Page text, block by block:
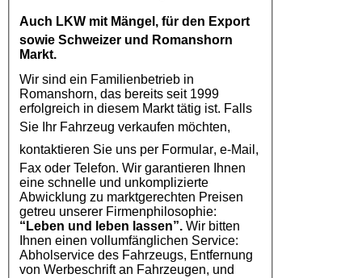
Auch LKW mit Mängel, für den Export
sowie Schweizer und Romanshorn
Markt.
Wir sind ein Familienbetrieb in
Romanshorn, das bereits seit 1999
erfolgreich in diesem Markt tätig ist. Falls
Sie Ihr Fahrzeug verkaufen möchten,
kontaktieren Sie uns per Formular, e-Mail,
Fax oder Telefon. Wir garantieren Ihnen
eine schnelle und unkomplizierte
Abwicklung zu marktgerechten Preisen
getreu unserer Firmenphilosophie:
“Leben und leben lassen”. Wir bitten
Ihnen einen vollumfänglichen Service:
Abholservice des Fahrzeugs, Entfernung
von Werbeschrift an Fahrzeugen, und